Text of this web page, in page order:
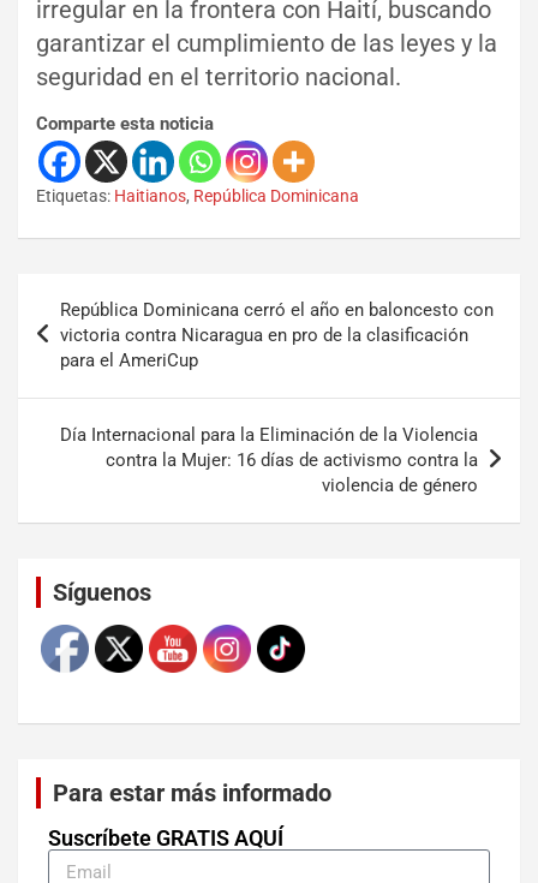
irregular en la frontera con Haití, buscando
garantizar el cumplimiento de las leyes y la
seguridad en el territorio nacional.
Comparte esta noticia
Etiquetas: Haitianos, República Dominicana
República Dominicana cerró el año en baloncesto con
victoria contra Nicaragua en pro de la clasificación
para el AmeriCup
Día Internacional para la Eliminación de la Violencia
contra la Mujer: 16 días de activismo contra la
violencia de género
Síguenos
Para estar más informado
Suscríbete GRATIS AQUÍ